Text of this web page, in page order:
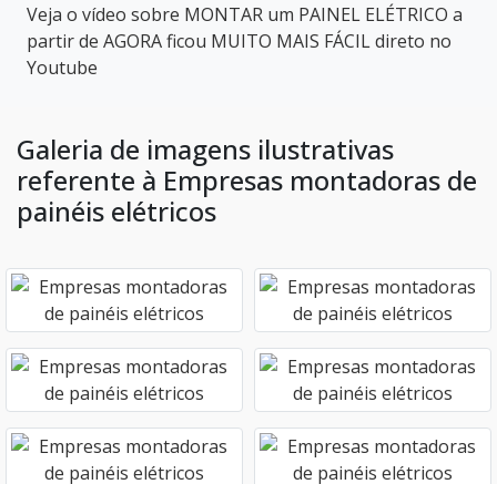
Veja o vídeo sobre MONTAR um PAINEL ELÉTRICO a
partir de AGORA ficou MUITO MAIS FÁCIL direto no
Youtube
Galeria de imagens ilustrativas
referente à Empresas montadoras de
painéis elétricos